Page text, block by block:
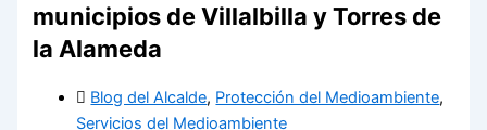
municipios de Villalbilla y Torres de
la Alameda
Blog del Alcalde, Protección del Medioambiente,
Servicios del Medioambiente